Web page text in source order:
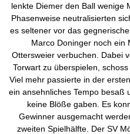
lenkte Diemer den Ball wenige
Phasenweise neutralisierten
es seltener vor das
Marco Doninger noch ein
Ottersweier verbuchen. Dabei
Torwart zu überspielen,
Viel mehr passierte in der
ein ansehnliches Tempo besaß
keine Blöße gaben. Es
Gewinner ausgemacht
zweiten Spielhälfte. Der SV